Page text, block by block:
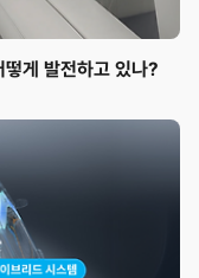
게 발전하고 있나?